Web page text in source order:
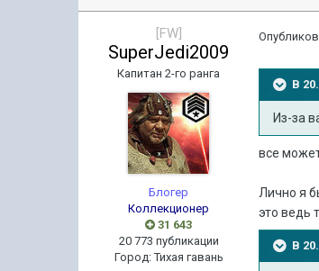
[FW]
SuperJedi2009
Капитан 2-го ранга
Блогер
Коллекционер
31 643
20 773 публикации
Город:Тихая гавань
В
Из-за
все
Лично я
это ведь
В